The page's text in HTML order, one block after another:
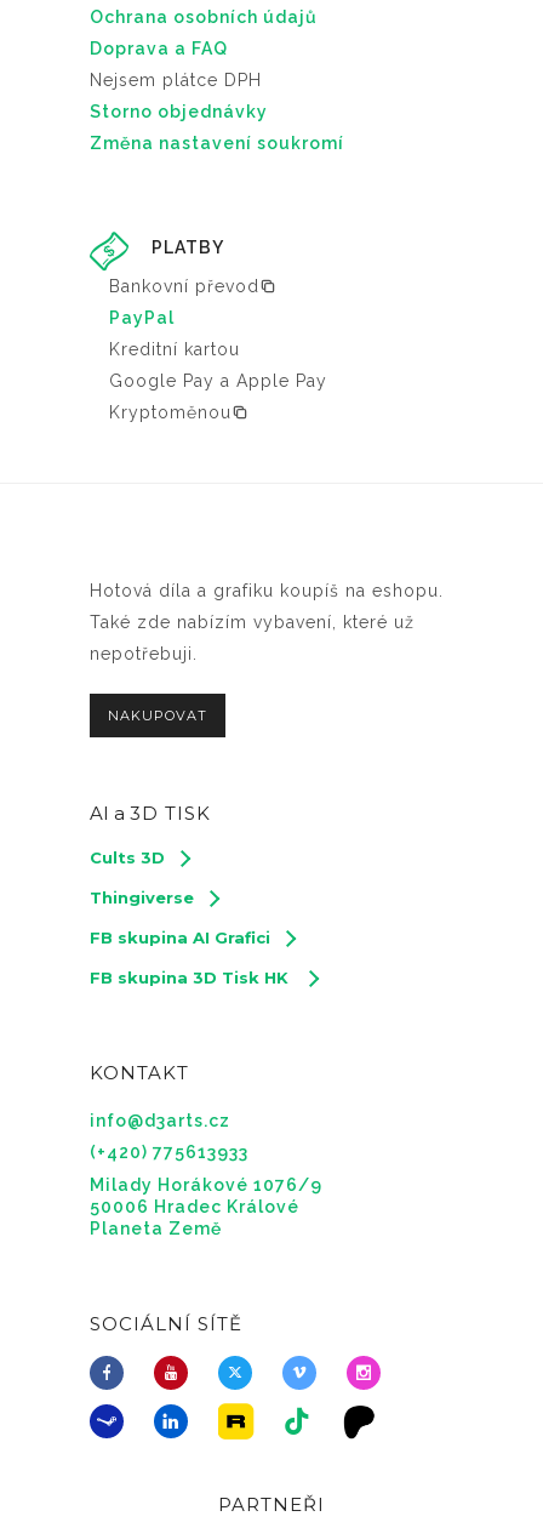
Ochrana osobních údajů
Doprava a FAQ
Nejsem plátce DPH
Storno objednávky
Změna nastavení soukromí
PLATBY
Bankovní převod
PayPal
Kreditní kartou
Google Pay a Apple Pay
Kryptoměnou
Hotová díla a grafiku koupíš na eshopu.
Také zde nabízím vybavení, které už
nepotřebuji.
NAKUPOVAT
AI a 3D TISK
Cults 3D
Thingiverse
FB skupina AI Grafici
FB skupina 3D Tisk HK
KONTAKT
info@d3arts.cz
(+420) 775613933
Milady Horákové 1076/9
50006 Hradec Králové
Planeta Země
SOCIÁLNÍ SÍTĚ
PARTNEŘI